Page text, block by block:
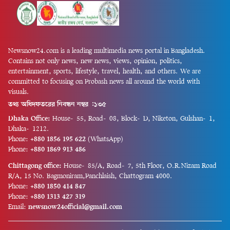
Newsnow24.com is a leading multimedia news portal in Bangladesh.
Contains not only news, new news, views, opinion, politics,
entertainment, sports, lifestyle, travel, health, and others. We are
committed to focusing on Probash news all around the world with
visuals.
তথ্য অধিদফতরের নিবন্ধন নম্বর :১৩৫
Dhaka Office: House-55, Road-08, Block-D, Niketon, Gulshan-1,
Dhaka-1212.
Phone: +880 1856 195 622 (WhatsApp)
Phone: +880 1869 913 486
Chittagong office: House-85/A, Road-7, 5th Floor, O.R.Nizam Road
R/A, 15 No. Bagmoniram,Panchlaish, Chattogram 4000.
Phone: +880 1850 414 847
Phone: +880 1313 427 319
Email: newsnow24official@gmail.com